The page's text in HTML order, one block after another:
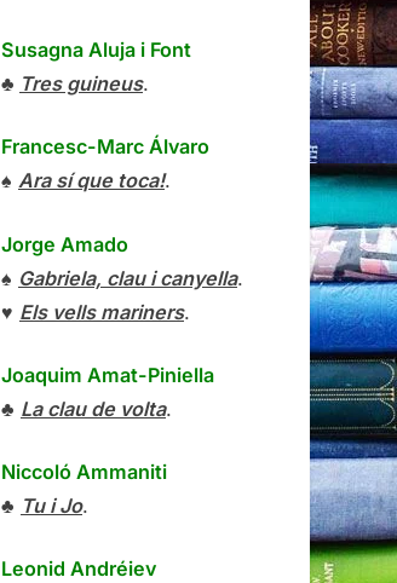
Susagna Aluja i Font
♣ Tres guineus.
Francesc-Marc Álvaro
♠ Ara sí que toca!.
Jorge Amado
♠ Gabriela, clau i canyella.
♥ Els vells mariners.
Joaquim Amat-Piniella
♣ La clau de volta.
Niccoló Ammaniti
♣ Tu i Jo.
Leonid Andréiev